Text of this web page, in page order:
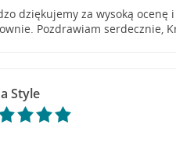
dziękujemy za wysoką ocenę
Pozdrawiam serdecznie,
Style